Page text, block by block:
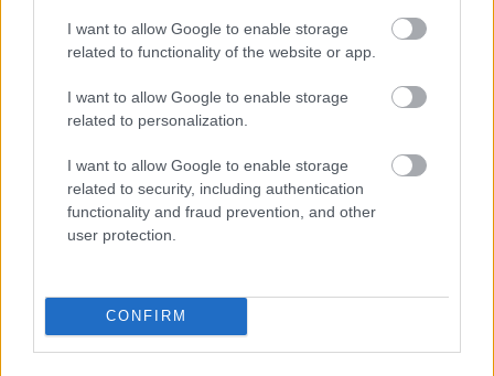
I want to allow Google to enable storage
related to functionality of the website or app.
I want to allow Google to enable storage
related to personalization.
I want to allow Google to enable storage
related to security, including authentication
functionality and fraud prevention, and other
user protection.
CONFIRM
• 2015. szeptember 07.
A 3DPrint.com szubjektív listát készített az eddigi
legkúlabb nyomatokról (amelyekről külön-külön mi
össze: Strati autó (Local Motors), ötemeletes
irodaépület (Sanghaj), Van Gogh füle (Diemut
Strebe), mini csavarhúzó és…
Nyomtatott részek lesznek az új
Mercedesekben